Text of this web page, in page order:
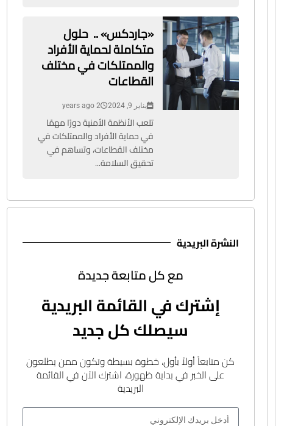
«جاردكس» .. حلول
متكاملة لحماية الأفراد
والممتلكات في مختلف
القطاعات
يناير 9, 2024 2 years ago
تلعب الأنظمة الأمنية دورًا مهمًا
في حماية الأفراد والممتلكات في
مختلف القطاعات، وتساهم في
تحقيق السلامة...
النشرة البريدية
مع كل متابعة جديدة
إشترك في القائمة البريدية
سيصلك كل جديد
كن متابعاً أولاً بأول، خطوة بسيطة وتكون ممن يطلعون
على الخبر في بداية ظهورة، اشترك الآن في القائمة
البريدية